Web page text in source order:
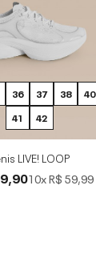
36 37 38
40
41
42
LIVE! LOOP
10xR$ 59,99